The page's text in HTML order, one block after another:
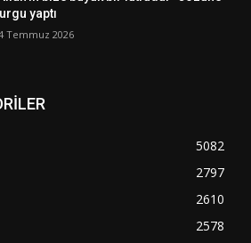
yaptı
Temmuz 2026
5082
2797
2610
2578